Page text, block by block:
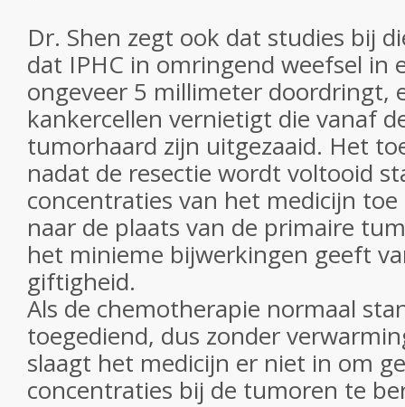
Dr. Shen zegt ook dat studies bij
dat IPHC in omringend weefsel in
ongeveer 5 millimeter doordringt,
kankercellen vernietigt die vanaf
tumorhaard zijn uitgezaaid. Het
nadat de resectie wordt voltooid
concentraties van het medicijn
naar de plaats van de primaire
het minieme bijwerkingen geeft
giftigheid.
Als de chemotherapie normaal
toegediend, dus zonder
slaagt het medicijn er niet in om
concentraties bij de tumoren te